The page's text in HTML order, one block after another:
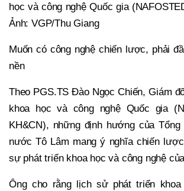
học và công nghệ Quốc gia
Ảnh: VGP/Thu Giang
Muốn có công nghệ chiến lược, phải
nền
Theo PGS.TS Đào Ngọc Chiến, Giám
khoa học và công nghệ Quốc gia
KH&CN), những định hướng của
nước Tô Lâm mang ý nghĩa chiến
sự phát triển khoa học và công nghệ
Ông cho rằng lịch sử phát triển